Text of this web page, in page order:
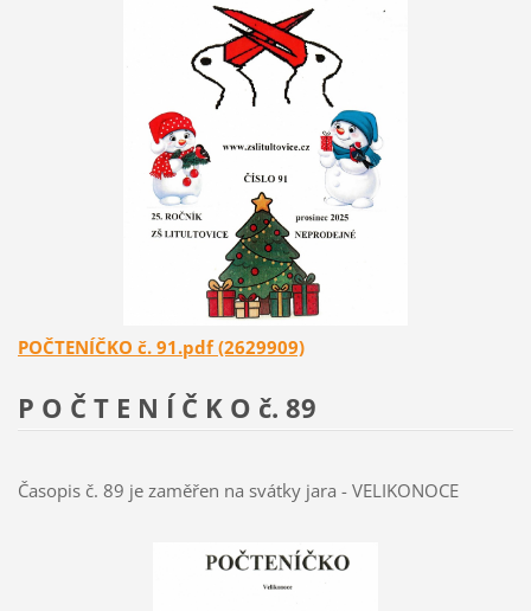
POČTENÍČKO č. 91.pdf (2629909)
P O Č T E N Í Č K O č. 89
Časopis č. 89 je zaměřen na svátky jara - VELIKONOCE